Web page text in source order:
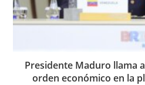
Presidente Maduro llama
orden económico en la